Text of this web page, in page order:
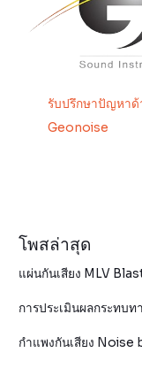
รับปรึกษาปัญหาด้
Geonoise
โพสล่าสุด
แผ่นกันเสียง MLV
การประเมินผลกระทบท
กำแพงกันเสียง Noise